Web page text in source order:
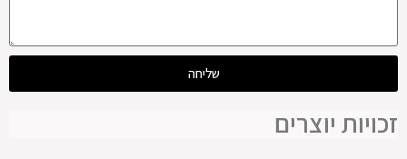
שליחה
זכויות יוצרים